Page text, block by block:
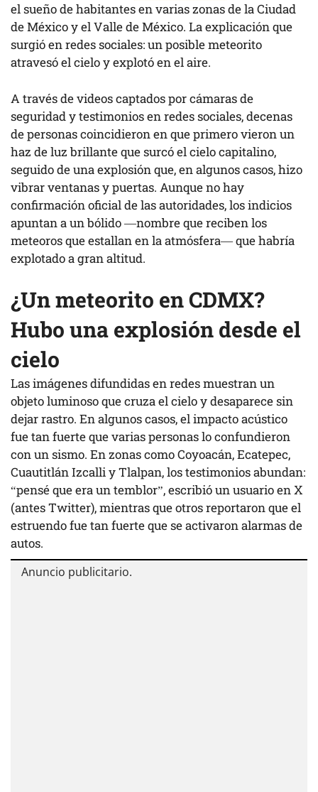
el sueño de habitantes en varias zonas de la Ciudad
de México y el Valle de México. La explicación que
surgió en redes sociales: un posible meteorito
atravesó el cielo y explotó en el aire.
A través de videos captados por cámaras de
seguridad y testimonios en redes sociales, decenas
de personas coincidieron en que primero vieron un
haz de luz brillante que surcó el cielo capitalino,
seguido de una explosión que, en algunos casos, hizo
vibrar ventanas y puertas. Aunque no hay
confirmación oficial de las autoridades, los indicios
apuntan a un bólido —nombre que reciben los
meteoros que estallan en la atmósfera— que habría
explotado a gran altitud.
¿Un meteorito en CDMX?
Hubo una explosión desde el
cielo
Las imágenes difundidas en redes muestran un
objeto luminoso que cruza el cielo y desaparece sin
dejar rastro. En algunos casos, el impacto acústico
fue tan fuerte que varias personas lo confundieron
con un sismo. En zonas como Coyoacán, Ecatepec,
Cuautitlán Izcalli y Tlalpan, los testimonios abundan:
“pensé que era un temblor”, escribió un usuario en X
(antes Twitter), mientras que otros reportaron que el
estruendo fue tan fuerte que se activaron alarmas de
autos.